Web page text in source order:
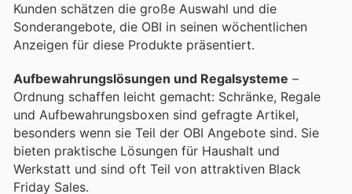
Kunden schätzen die große Auswahl und die
Sonderangebote, die OBI in seinen wöchentlichen
Anzeigen für diese Produkte präsentiert.
Aufbewahrungslösungen und Regalsysteme –
Ordnung schaffen leicht gemacht: Schränke, Regale
und Aufbewahrungsboxen sind gefragte Artikel,
besonders wenn sie Teil der OBI Angebote sind. Sie
bieten praktische Lösungen für Haushalt und
Werkstatt und sind oft Teil von attraktiven Black
Friday Sales.